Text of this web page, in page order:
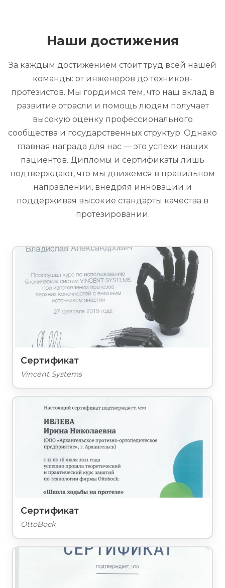
Наши достижения
За каждым достижением стоит труд всей нашей
команды: от инженеров до техников-
протезистов. Мы гордимся тем, что наш вклад в
развитие отрасли и помощь людям получает
высокую оценку профессионального
сообщества и государственных структур. Однако
главная награда для нас — это успехи наших
пациентов. Дипломы и сертификаты лишь
подтверждают, что мы движемся в правильном
направлении, внедряя инновации и
поддерживая высокие стандарты качества в
протезировании.
Сертификат
Vincent Systems
Сертификат
OttoBock